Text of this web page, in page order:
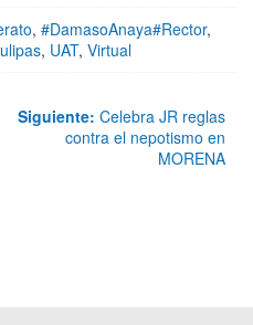
, #DamasoAnaya#Rector,
, UAT, Virtual
Siguiente: Celebra JR reglas
contra el nepotismo en
MORENA